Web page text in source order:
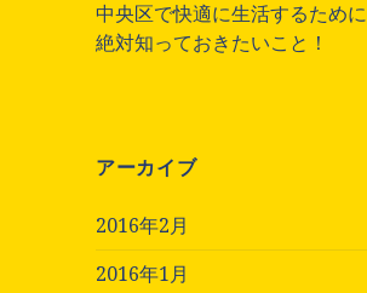
中央区で快適に生活するために
絶対知っておきたいこと！
アーカイブ
2016年2月
2016年1月